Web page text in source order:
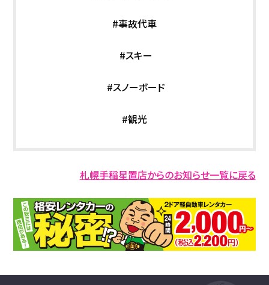
#事故代車
#スキー
#スノーボード
#観光
札幌手稲星置店からのお知らせ一覧に戻る